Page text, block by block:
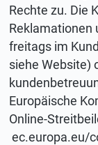
Rechte zu. Die
Reklamationen
freitags im
siehe Website)
Europäische
Online-
ec.europa.eu/